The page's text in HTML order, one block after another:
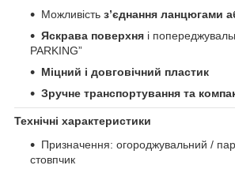
Можливість з’єднання ланцюгами
Яскрава поверхня і
PARKING”
Міцний і довговічний пластик
Зручне транспортування та
Технічні характеристики
Призначення: огороджувальний /
стовпчик